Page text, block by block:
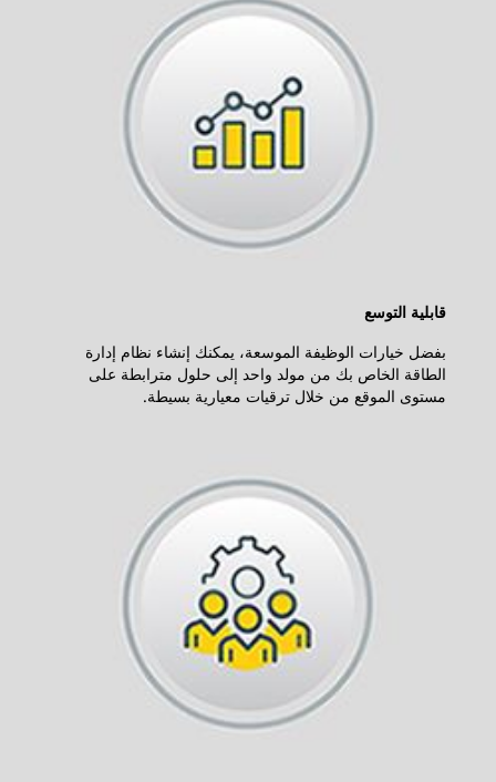
قابلية التوسع
بفضل خيارات الوظيفة الموسعة، يمكنك إنشاء نظام إدارة
الطاقة الخاص بك من مولد واحد إلى حلول مترابطة على
مستوى الموقع من خلال ترقيات معيارية بسيطة.